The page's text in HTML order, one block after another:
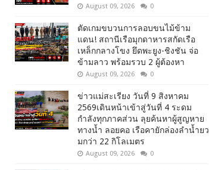
August 09, 2026 0
ตัดเกมขบวนการลอบขนไม้ข้าม
แดน! สถานีเรือมุกดาหารสกัดเรือ
เหล็กกลางโขง ยึดพะยูง-ชิงชัน จ่อ
ข้ามลาว พร้อมรวบ 2 ผู้ต้องหา
August 09, 2026 0
ข่าวแม่สะเรียง วันที่ 9 สิงหาคม
2569เดินหน้าเข้าสู่วันที่ 4 ระดม
กำลังทุกภาคส่วน ลุยค้นหาผู้สูญหาย
ทางน้ำ ลอยคอ เรือคายักล่องลำน้ำยว
มกว่า 22 กิโลเมตร
August 09, 2026 0